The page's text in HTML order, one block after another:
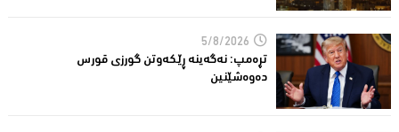
5/8/2026
تڕه‌مپ: نه‌گه‌ینه‌ ڕێكه‌وتن گورزی قورس
ده‌وه‌شێنین